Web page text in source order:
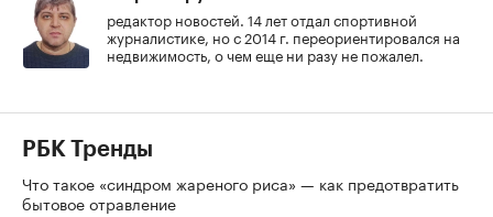
редактор новостей. 14 лет отдал спортивной
журналистике, но с 2014 г. переориентировался на
недвижимость, о чем еще ни разу не пожалел.
РБК Тренды
Что такое «синдром жареного риса» — как предотвратить
бытовое отравление